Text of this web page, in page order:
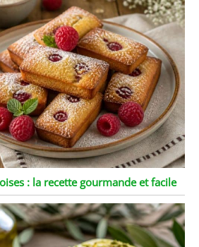
coupe lisse ne fera pas
mal à votre main, mais
coupera la bouteille
parfaitement. Ce coupe-
bouteilles en métal très
résistant.
: la recette gourmande et facile